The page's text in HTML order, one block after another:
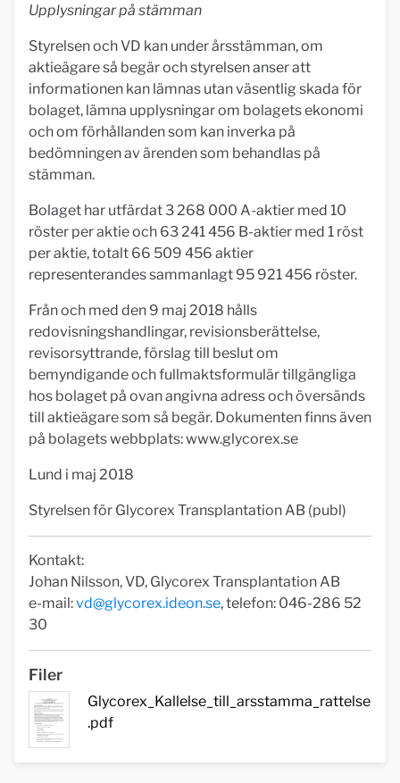
Upplysningar på stämman
Styrelsen och VD kan under årsstämman, om
aktieägare så begär och styrelsen anser att
informationen kan lämnas utan väsentlig skada för
bolaget, lämna upplysningar om bolagets ekonomi
och om förhållanden som kan inverka på
bedömningen av ärenden som behandlas på
stämman.
Bolaget har utfärdat 3 268 000 A-aktier med 10
röster per aktie och 63 241 456 B-aktier med 1 röst
per aktie, totalt 66 509 456 aktier
representerandes sammanlagt 95 921 456 röster.
Från och med den 9 maj 2018 hålls
redovisningshandlingar, revisionsberättelse,
revisorsyttrande, förslag till beslut om
bemyndigande och fullmaktsformulär tillgängliga
hos bolaget på ovan angivna adress och översänds
till aktieägare som så begär. Dokumenten finns även
på bolagets webbplats: www.glycorex.se
Lund i maj 2018
Styrelsen för Glycorex Transplantation AB (publ)
Kontakt:
Johan Nilsson, VD, Glycorex Transplantation AB
e-mail:vd@glycorex.ideon.se, telefon: 046-286 52
30
Filer
Glycorex_Kallelse_till_arsstamma_rattelse
.pdf